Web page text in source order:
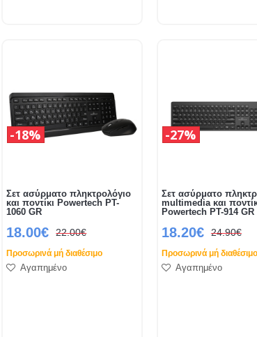
Σετ ασύρματο πληκτρολόγιο
και ποντίκι Powertech PT-
1060 GR
18.00€ 22.00€
18%
Προσωρινά μή διαθέσιμο
Αγαπημένο
Σετ ασύρματο
multimedia και
Powertech PΤ-914 GR
18.20€ 24.90€
27%
Προσωρινά μή διαθέσιμο
Αγαπημένο